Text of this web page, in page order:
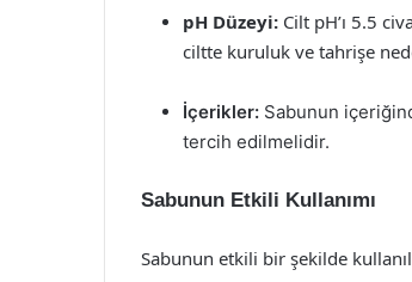
pH Düzeyi: Cilt pH’ı 5.5
ciltte kuruluk ve tahrişe
İçerikler: Sabunun
tercih edilmelidir.
Sabunun Etkili Kullanımı
Sabunun etkili bir şekilde